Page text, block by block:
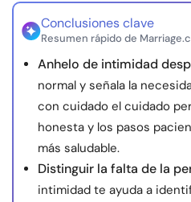
Conclusiones clave
Resumen rápido de
Anhelo de intimidad
normal y señala la
con cuidado el cuidado
honesta y los pasos
más saludable.
Distinguir la falta de la
intimidad te ayuda a